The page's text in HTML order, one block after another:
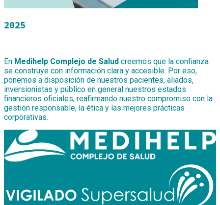
2025
En Medihelp Complejo de Salud creemos que la confianza
se construye con información clara y accesible. Por eso,
ponemos a disposición de nuestros pacientes, aliados,
inversionistas y público en general nuestros estados
financieros oficiales, reafirmando nuestro compromiso con la
gestión responsable, la ética y las mejores prácticas
corporativas.